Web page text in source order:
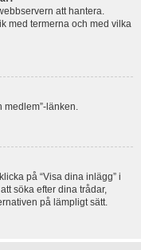
att hantera.
med termerna och med vilka
medlem”-länken.
på “Visa dina inlägg” i
söka efter dina trådar,
på lämpligt sätt.